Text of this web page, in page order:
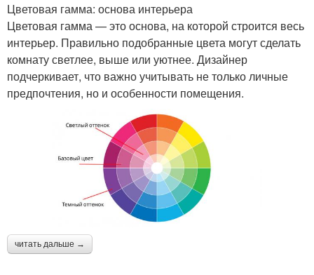
Цветовая гамма: основа интерьера
Цветовая гамма — это основа, на которой строится весь
интерьер. Правильно подобранные цвета могут сделать
комнату светлее, выше или уютнее. Дизайнер
подчеркивает, что важно учитывать не только личные
предпочтения, но и особенности помещения.
читать дальше →